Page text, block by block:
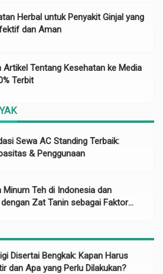
Herbal untuk Penyakit Ginjal yang
dan Aman
Artikel Tentang Kesehatan ke Media
Terbit
Sewa AC Standing Terbaik:
& Penggunaan
Minum Teh di Indonesia dan
Zat Tanin sebagai Faktor
Disertai Bengkak: Kapan Harus
dan Apa yang Perlu Dilakukan?